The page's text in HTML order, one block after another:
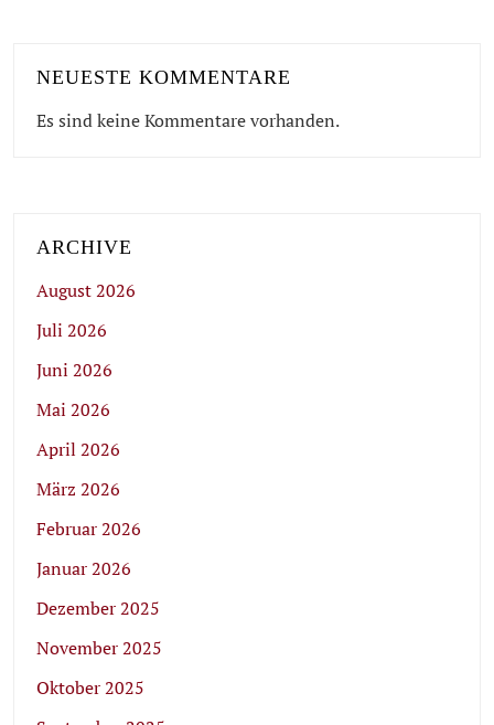
NEUESTE KOMMENTARE
Es sind keine Kommentare vorhanden.
ARCHIVE
August 2026
Juli 2026
Juni 2026
Mai 2026
April 2026
März 2026
Februar 2026
Januar 2026
Dezember 2025
November 2025
Oktober 2025